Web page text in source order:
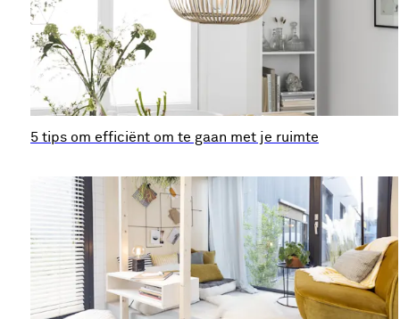
5 tips om efficiënt om te gaan met je ruimte